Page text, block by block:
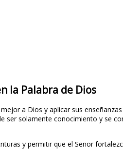
la Palabra de Dios
a Dios y aplicar sus enseñanzas
ser solamente conocimiento y se
y permitir que el Señor